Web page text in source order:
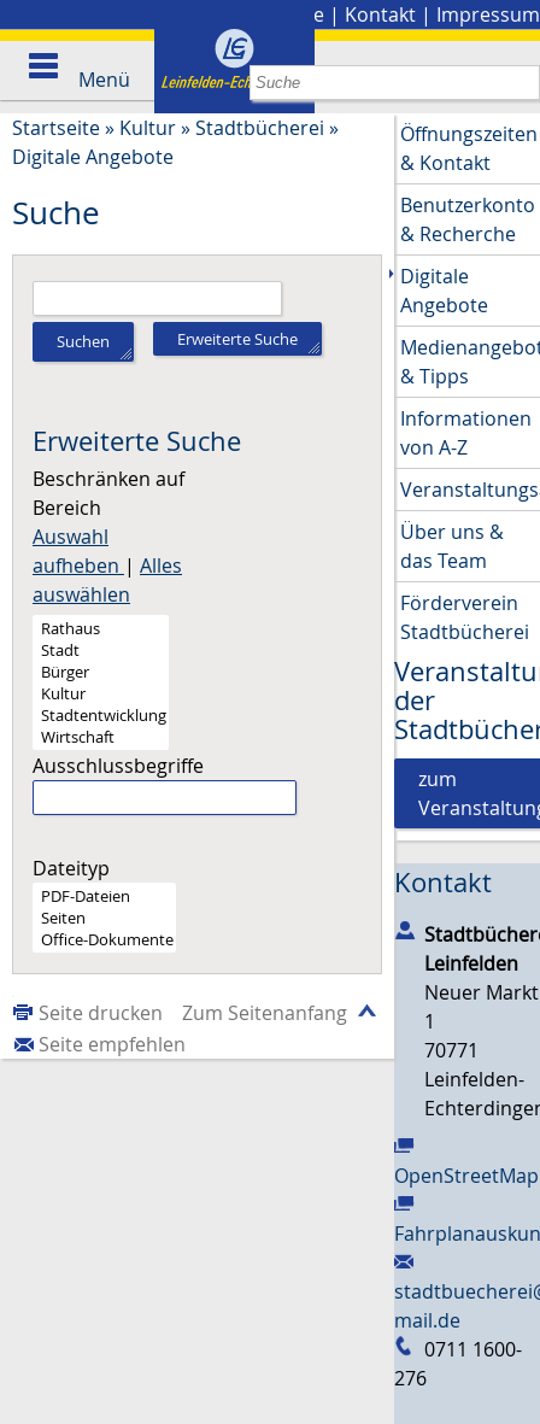
Presse | Kontakt | Impressum
Menü
Startseite» Kultur»Stadtbücherei »
Digitale Angebote
Suche
Suchen Erweiterte Suche
Erweiterte Suche
Beschränken auf
Bereich
Auswahl
aufheben | Alles
auswählen
Ausschlussbegriffe
Dateityp
Zum Seitenanfang
Seite drucken
Seite empfehlen
Öffnungszeiten
& Kontakt
Benutzerkonto
& Recherche
Digitale
Angebote
& Tipps
Informationen
von A-Z
Über uns &
das Team
Förderverein
Stadtbücherei
der
zum
Kontakt
Leinfelden
Neuer Markt
1
70771
Leinfelden-
OpenStreetMap
mail.de
0711 1600-
276